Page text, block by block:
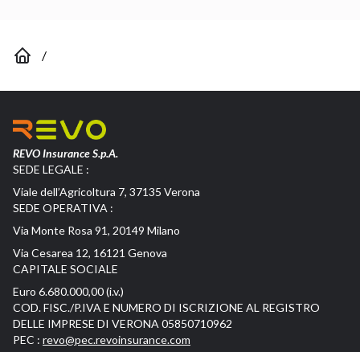
/
REVO Insurance S.p.A.
SEDE LEGALE :
Viale dell’Agricoltura 7, 37135 Verona
SEDE OPERATIVA :
Via Monte Rosa 91, 20149 Milano
Via Cesarea 12, 16121 Genova
CAPITALE SOCIALE
Euro 6.680.000,00 (i.v.)
COD. FISC./P.IVA E NUMERO DI ISCRIZIONE AL REGISTRO
DELLE IMPRESE DI VERONA 05850710962
PEC : revo@pec.revoinsurance.com